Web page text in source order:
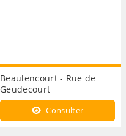
Beaulencourt - Rue de
Geudecourt
Consulter